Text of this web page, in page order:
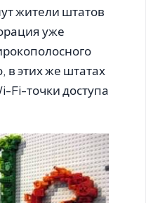
жители штатов
уже
в этих же штатах
Fi-точки доступа